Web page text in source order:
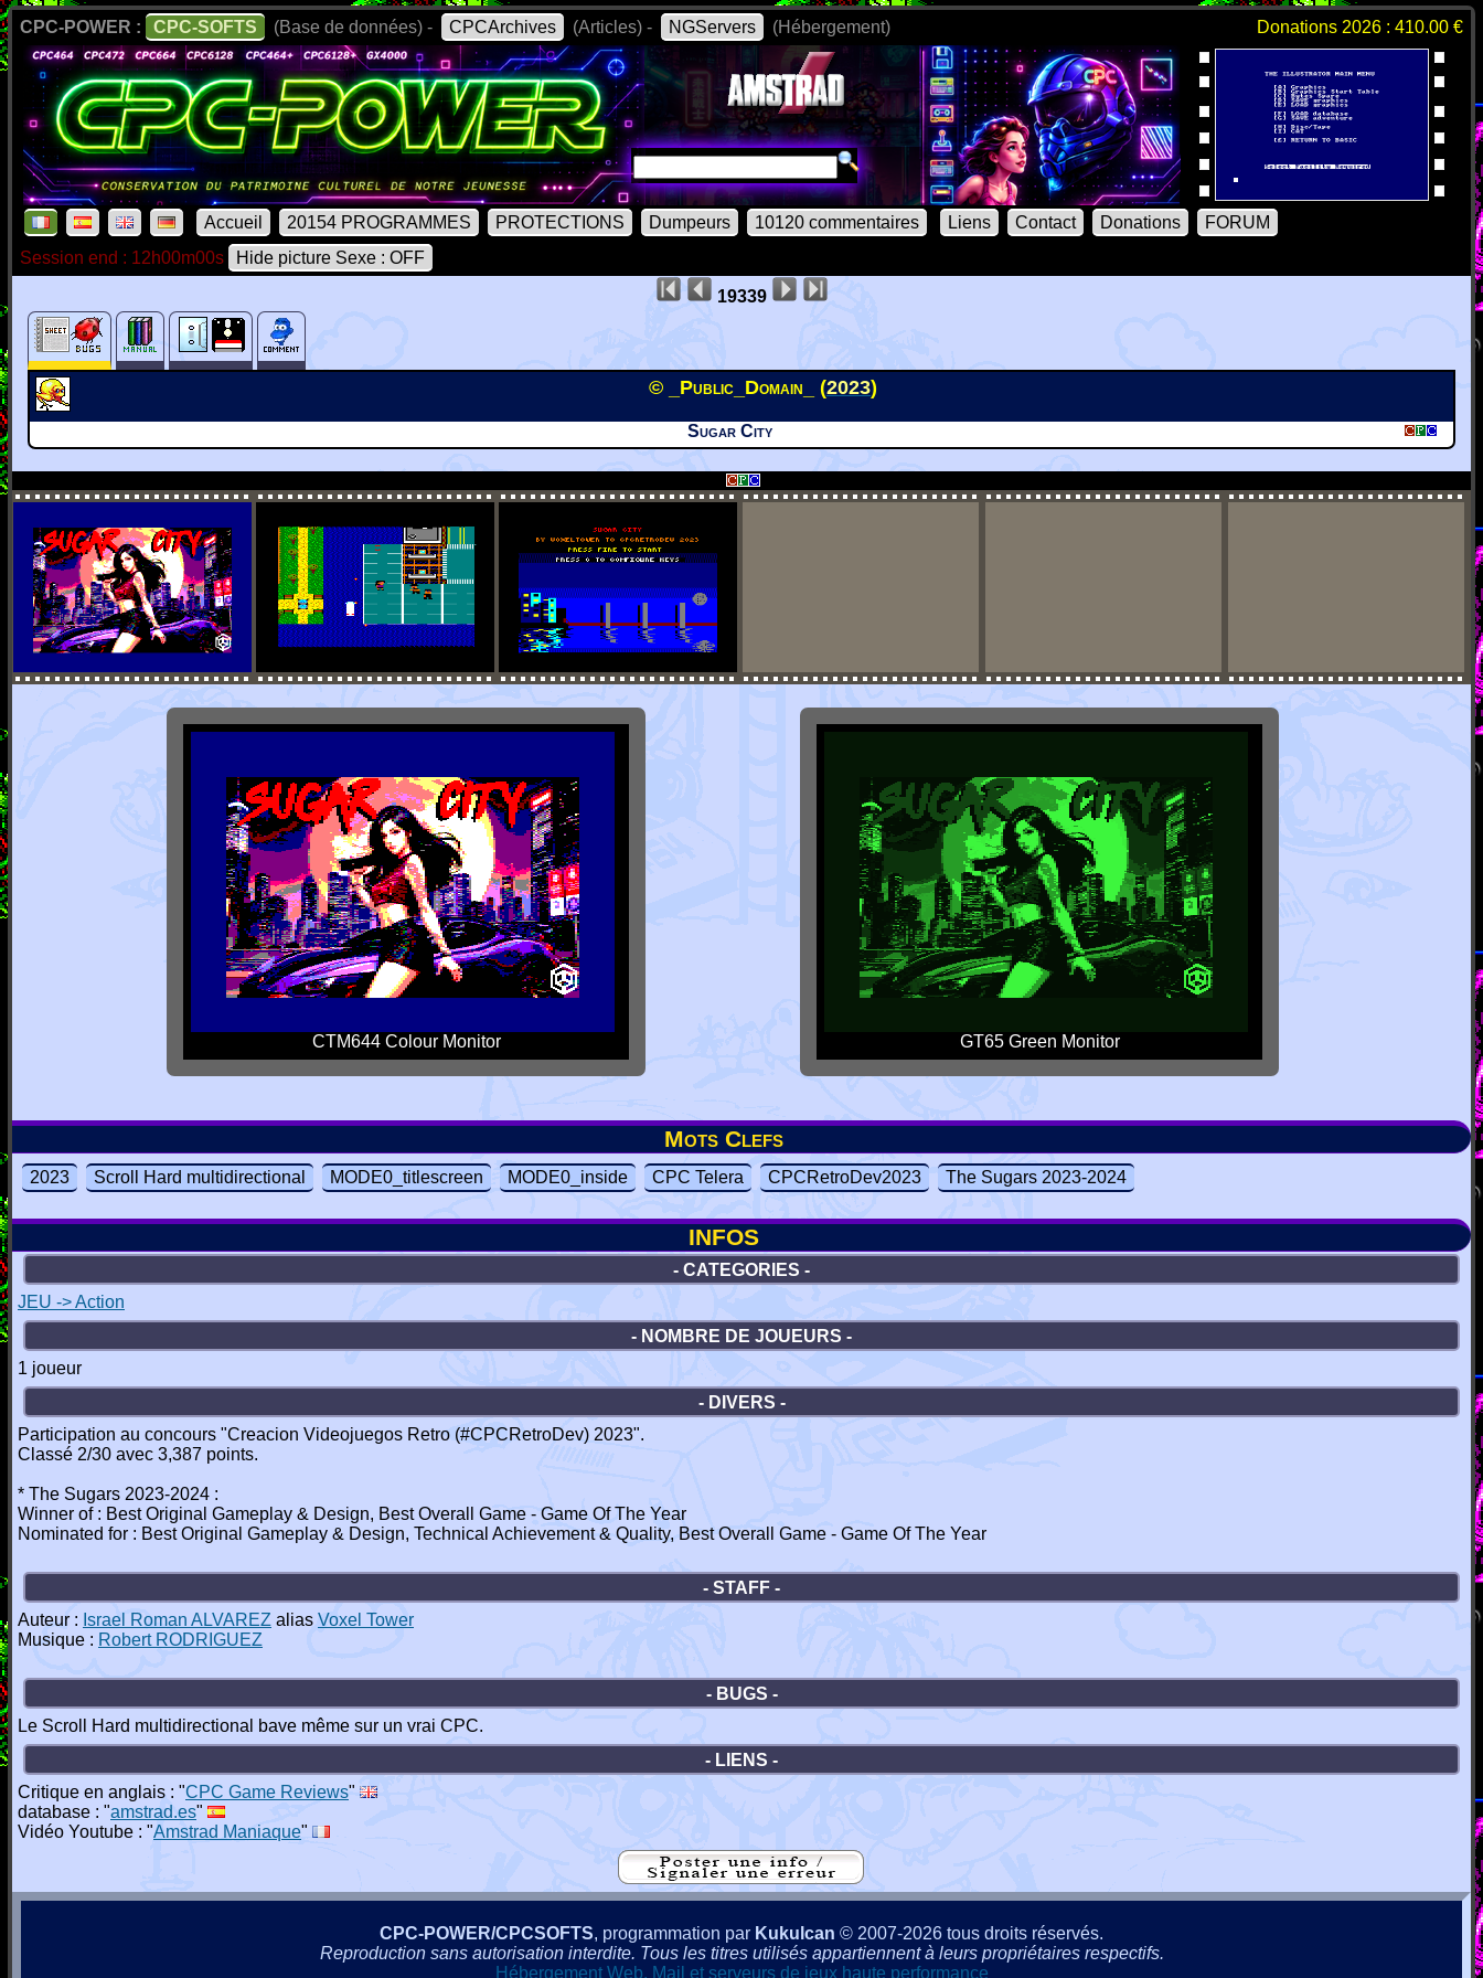
CPC-POWER : CPC-SOFTS (Base de données) - CPCArchives (Articles) - NGServers (Hébergement) Donations 2026 : 410.00 €
Accueil 20154 PROGRAMMES PROTECTIONS Dumpeurs 10120 commentaires Liens Contact Donations
FORUM
Session end : 12h00m00s
Hide picture Sexe : OFF
19339
© _Public_Domain_ (2023)
Sugar City
CTM644 Colour Monitor GT65 Green Monitor
Mots Clefs
2023 Scroll Hard multidirectional MODE0_titlescreen MODE0_inside CPC Telera CPCRetroDev2023 The Sugars 2023-2024
INFOS
- CATEGORIES -
JEU -> Action
- NOMBRE DE JOUEURS -
1 joueur
- DIVERS -
Participation au concours "Creacion Videojuegos Retro (#CPCRetroDev) 2023".
Classé 2/30 avec 3,387 points.
* The Sugars 2023-2024 :
Winner of : Best Original Gameplay & Design, Best Overall Game - Game Of The Year
Nominated for : Best Original Gameplay & Design, Technical Achievement & Quality, Best Overall Game - Game Of The Year
- STAFF -
Auteur : Israel Roman ALVAREZ alias Voxel Tower
Musique : Robert RODRIGUEZ
- BUGS -
Le Scroll Hard multidirectional bave même sur un vrai CPC.
- LIENS -
Critique en anglais : "CPC Game Reviews"
database : "amstrad.es"
Vidéo Youtube : "Amstrad Maniaque"
CPC-POWER/CPCSOFTS, programmation par Kukulcan © 2007-2026 tous droits réservés.
Reproduction sans autorisation interdite. Tous les titres utilisés appartiennent à leurs propriétaires respectifs.
Hébergement Web, Mail et serveurs de jeux haute performance